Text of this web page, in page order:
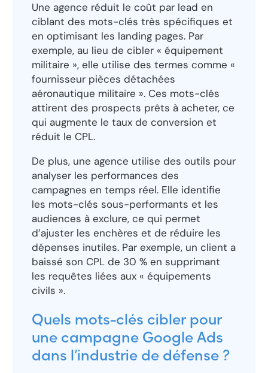
Une agence réduit le coût par lead en
ciblant des mots-clés très spécifiques et
en optimisant les landing pages. Par
exemple, au lieu de cibler « équipement
militaire », elle utilise des termes comme «
fournisseur pièces détachées
aéronautique militaire ». Ces mots-clés
attirent des prospects prêts à acheter, ce
qui augmente le taux de conversion et
réduit le CPL.
De plus, une agence utilise des outils pour
analyser les performances des
campagnes en temps réel. Elle identifie
les mots-clés sous-performants et les
audiences à exclure, ce qui permet
d’ajuster les enchères et de réduire les
dépenses inutiles. Par exemple, un client a
baissé son CPL de 30 % en supprimant
les requêtes liées aux « équipements
civils ».
Quels mots-clés cibler pour
une campagne Google Ads
dans l’industrie de défense ?